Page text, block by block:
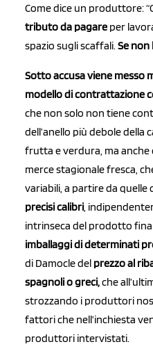
Come dice un produttore:
tributo da pagare per
spazio sugli scaffali. Se
Sotto accusa viene messo
modello di contrattazione
che non solo non tiene
dell’anello più debole della
frutta e verdura, ma anche
merce stagionale fresca,
variabili, a partire da quelle
precisi calibri,
intrinseca del prodotto
imballaggidi determinati
di Damocle del prezzo al
spagnoli o greci,che
strozzando i produttori
fattori che nell’inchiesta
produttori intervistati.